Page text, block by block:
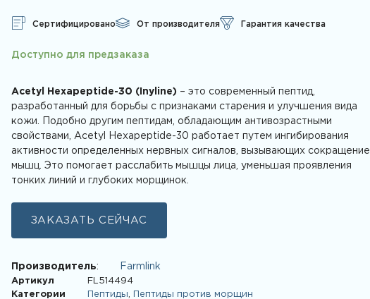
Сертифицировано От производителя Гарантия качества
Доступно для предзаказа
Acetyl Hexapeptide-30 (Inyline) – это современный пептид,
разработанный для борьбы с признаками старения и улучшения вида
кожи. Подобно другим пептидам, обладающим антивозрастными
свойствами, Acetyl Hexapeptide-30 работает путем ингибирования
активности определенных нервных сигналов, вызывающих сокращение
мышц. Это помогает расслабить мышцы лица, уменьшая проявления
тонких линий и глубоких морщинок.
ЗАКАЗАТЬ СЕЙЧАС
Производитель: Farmlink
Артикул
FL514494
Категории
Пептиды Пептиды против морщин